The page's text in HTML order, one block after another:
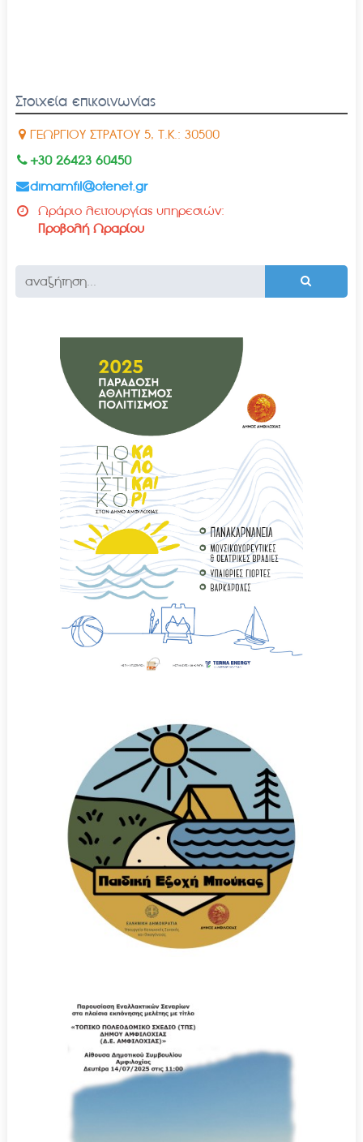
Στοιχεία επικοινωνίας
ΓΕΩΡΓΙΟΥ ΣΤΡΑΤΟΥ 5, Τ.Κ.: 30500
+30 26423 60450
dimamfil@otenet.gr
Ωράριο λειτουργίας υπηρεσιών:
Προβολή Ωραρίου